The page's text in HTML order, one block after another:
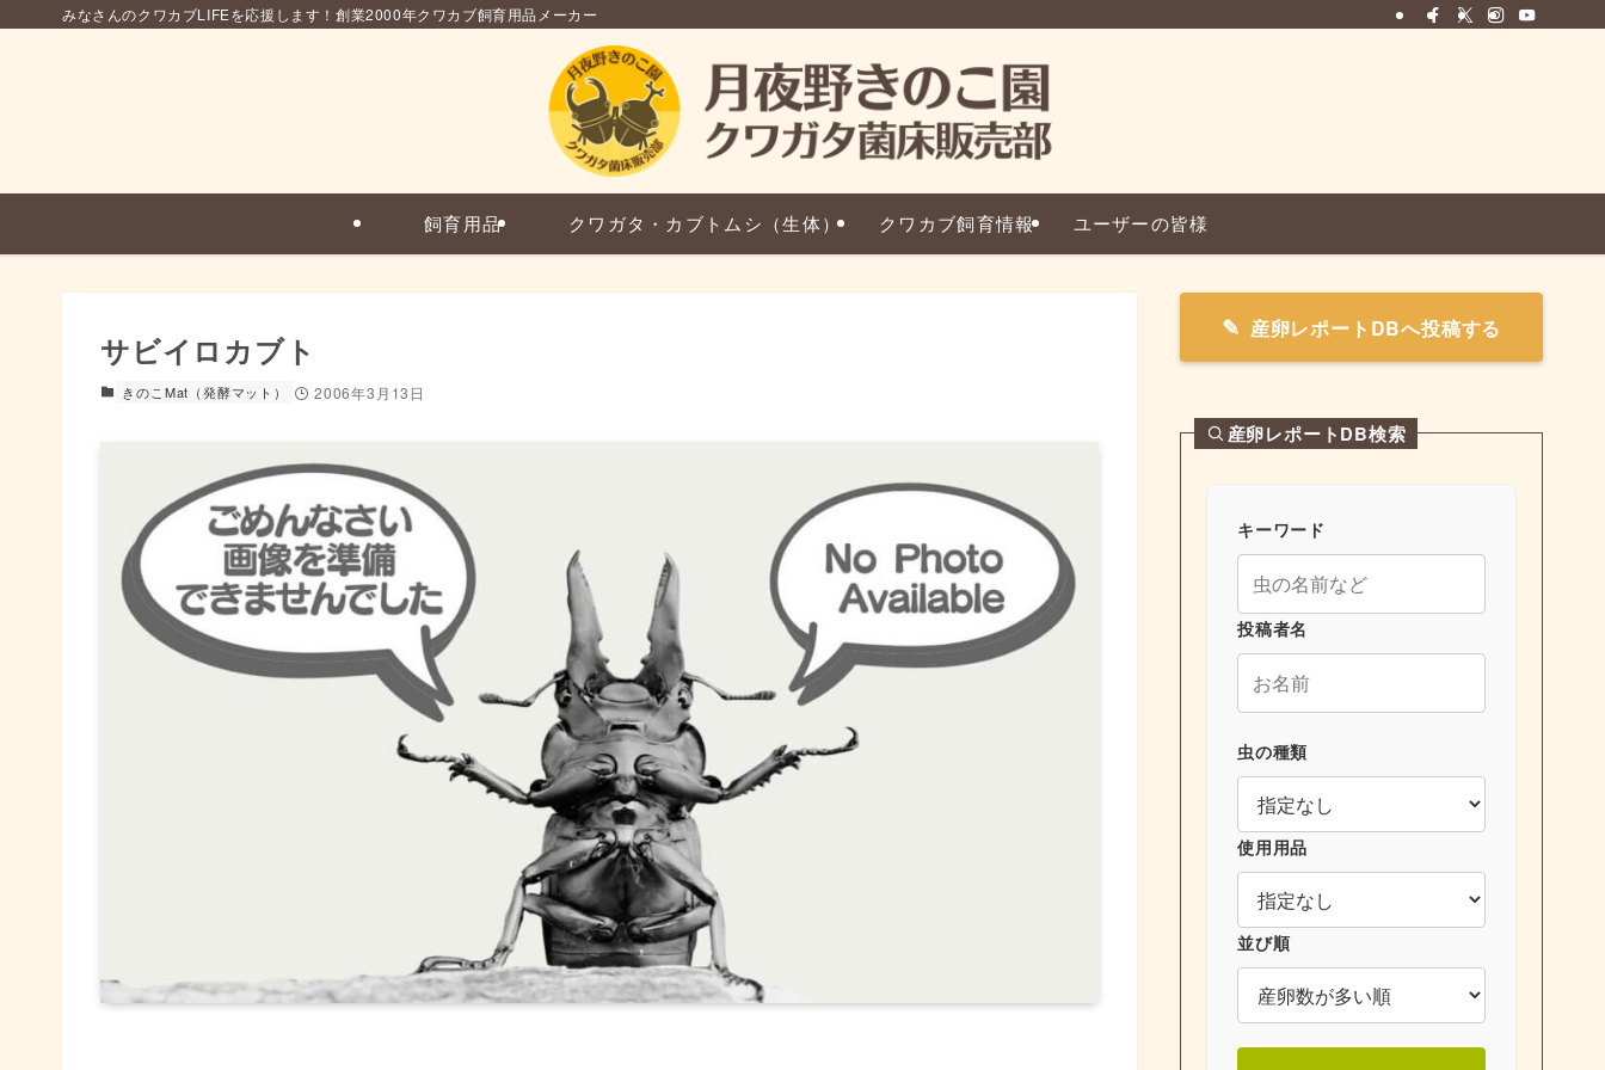
みなさんのクワカブLIFEを応援します！創業2000年クワカブ飼育用品メーカー
飼育用品 クワガタ・カブトムシ（生体） クワカブ飼育情報 ユーザーの皆様
サビイロカブト
きのこMat（発酵マット） 2006年3月13日
産卵レポートDBへ投稿する
産卵レポートDB検索
キーワード
投稿者名
虫の種類
使用用品
並び順